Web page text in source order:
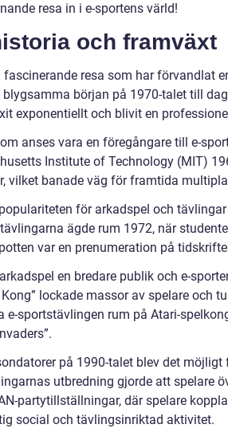
resa in i e-sportens värld!
och framväxt
fascinerande resa som har förvandlat
början på 1970-talet till
exponentiellt och blivit en
anses vara en föregångare till e-
Institute of Technology (MIT)
vilket banade väg för framtida
för arkadspel och
ägde rum 1972, när
var en prenumeration på
en bredare publik och e-
Kong” lockade massor av spelare och
e-sportstävlingen rum på Atari-
på 1990-talet blev det
utbredning gjorde att spelare
partytillställningar, där spelare
social och tävlingsinriktad aktivitet.